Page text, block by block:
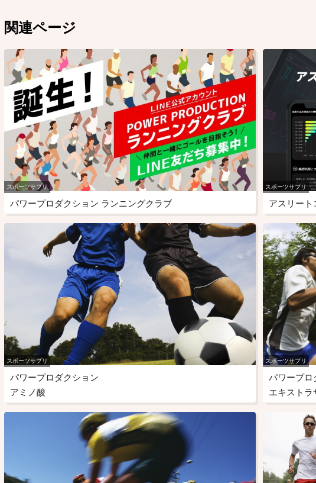
関連ページ
スポーツサプリ
パワープロダクション ランニングクラブ
スポーツサプリ
アスリート
スポーツサプリ
パワープロダクション
アミノ酸
スポーツサプリ
パワープロ
エキストラ